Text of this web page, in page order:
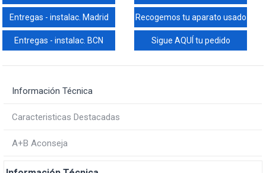
Entregas - instalac. Madrid Recogemos tu aparato usado
Entregas - instalac. BCN Sigue AQUÍ tu pedido
Información Técnica
Caracteristicas Destacadas
A+B Aconseja